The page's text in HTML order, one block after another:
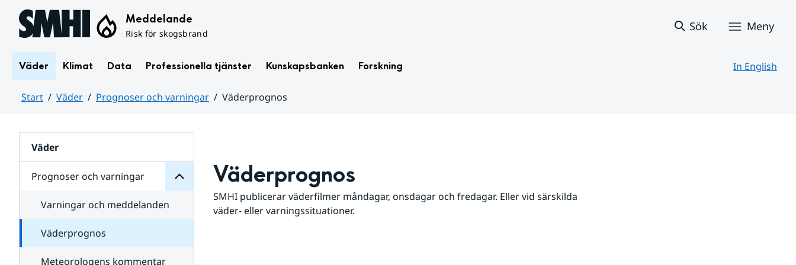
Hoppa till sidans innehåll Meddelande
Risk för skogsbrand
Sök Meny
Väder Klimat Data Professionella tjänster Kunskapsbanken Forskning In English
Start Väder Prognoser och varningar
Väderprognos
Väder
Prognoser och varningar
för
varningar
Varningar och meddelanden
Väderprognos
Meteorologens kommentar
Väderprognos
SMHI publicerar väderfilmer måndagar, onsdagar och fredagar. Eller vid särskilda
väder- eller varningssituationer.